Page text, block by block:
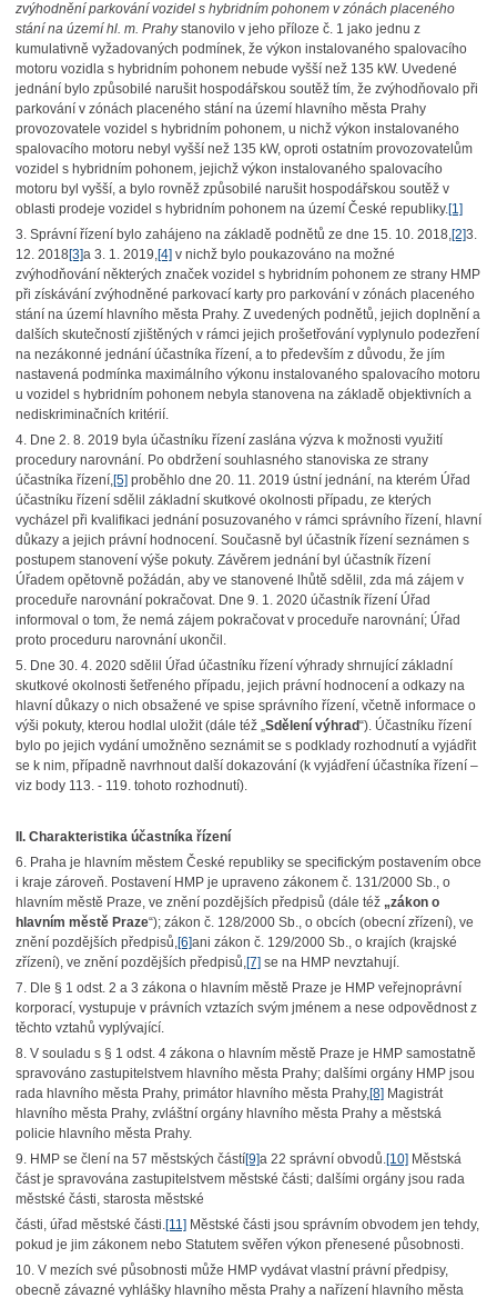
zvýhodnění parkování vozidel s hybridním pohonem v zónách placeného
stání na území hl. m. Prahystanovilo v jeho příloze č. 1 jako jednu z
kumulativně vyžadovaných podmínek, že výkon instalovaného spalovacího
motoru vozidla s hybridním pohonem nebude vyšší než 135 kW. Uvedené
jednání bylo způsobilé narušit hospodářskou soutěž tím, že zvýhodňovalo při
parkování v zónách placeného stání na území hlavního města Prahy
provozovatele vozidel s hybridním pohonem, u nichž výkon instalovaného
spalovacího motoru nebyl vyšší než 135 kW, oproti ostatním provozovatelům
vozidel s hybridním pohonem, jejichž výkon instalovaného spalovacího
motoru byl vyšší, a bylo rovněž způsobilé narušit hospodářskou soutěž v
oblasti prodeje vozidel s hybridním pohonem na území České republiky.[1]
3. Správní řízení bylo zahájeno na základě podnětů ze dne 15. 10. 2018,[2]3.
12. 2018 [3]a 3. 1. 2019,[4] v nichž bylo poukazováno na možné
zvýhodňování některých značek vozidel s hybridním pohonem ze strany HMP
při získávání zvýhodněné parkovací karty pro parkování v zónách placeného
stání na území hlavního města Prahy. Z uvedených podnětů, jejich doplnění a
dalších skutečností zjištěných v rámci jejich prošetřování vyplynulo podezření
na nezákonné jednání účastníka řízení, a to především z důvodu, že jím
nastavená podmínka maximálního výkonu instalovaného spalovacího motoru
u vozidel s hybridním pohonem nebyla stanovena na základě objektivních a
nediskriminačních kritérií.
4. Dne 2. 8. 2019 byla účastníku řízení zaslána výzva k možnosti využití
procedury narovnání. Po obdržení souhlasného stanoviska ze strany
účastníka řízení,[5] proběhlo dne 20. 11. 2019 ústní jednání, na kterém Úřad
účastníku řízení sdělil základní skutkové okolnosti případu, ze kterých
vycházel při kvalifikaci jednání posuzovaného v rámci správního řízení, hlavní
důkazy a jejich právní hodnocení. Současně byl účastník řízení seznámen s
postupem stanovení výše pokuty. Závěrem jednání byl účastník řízení
Úřadem opětovně požádán, aby ve stanovené lhůtě sdělil, zda má zájem v
proceduře narovnání pokračovat. Dne 9. 1. 2020 účastník řízení Úřad
informoval o tom, že nemá zájem pokračovat v proceduře narovnání; Úřad
proto proceduru narovnání ukončil.
5. Dne 30. 4. 2020 sdělil Úřad účastníku řízení výhrady shrnující základní
skutkové okolnosti šetřeného případu, jejich právní hodnocení a odkazy na
hlavní důkazy o nich obsažené ve spise správního řízení, včetně informace o
výši pokuty, kterou hodlal uložit (dále též „Sdělení výhrad“). Účastníku řízení
bylo po jejich vydání umožněno seznámit se s podklady rozhodnutí a vyjádřit
se k nim, případně navrhnout další dokazování (k vyjádření účastníka řízení –
viz body 113. - 119. tohoto rozhodnutí).
II. Charakteristika účastníka řízení
6. Praha je hlavním městem České republiky se specifickým postavením obce
i kraje zároveň. Postavení HMP je upraveno zákonem č. 131/2000 Sb., o
hlavním městě Praze, ve znění pozdějších předpisů (dále též „zákon o
hlavním městě Praze“); zákon č. 128/2000 Sb., o obcích (obecní zřízení), ve
znění pozdějších předpisů,[6]ani zákon č. 129/2000 Sb., o krajích (krajské
zřízení), ve znění pozdějších předpisů,[7] se na HMP nevztahují.
7. Dle § 1 odst. 2 a 3 zákona o hlavním městě Praze je HMP veřejnoprávní
korporací, vystupuje v právních vztazích svým jménem a nese odpovědnost z
těchto vztahů vyplývající.
8. V souladu s § 1 odst. 4 zákona o hlavním městě Praze je HMP samostatně
spravováno zastupitelstvem hlavního města Prahy; dalšími orgány HMP jsou
rada hlavního města Prahy, primátor hlavního města Prahy,[8] Magistrát
hlavního města Prahy, zvláštní orgány hlavního města Prahy a městská
policie hlavního města Prahy.
9. HMP se člení na 57 městských částí[9]a 22 správní obvodů.[10] Městská
část je spravována zastupitelstvem městské části; dalšími orgány jsou rada
městské části, starosta městské
části, úřad městské části.[11] Městské části jsou správním obvodem jen tehdy,
pokud je jim zákonem nebo Statutem svěřen výkon přenesené působnosti.
10. V mezích své působnosti může HMP vydávat vlastní právní předpisy,
obecně závazné vyhlášky hlavního města Prahy a nařízení hlavního města